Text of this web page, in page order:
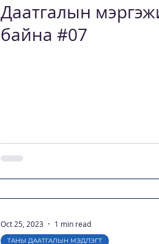
Даатгалын
байна #07
ТАНЫ ДААТГАЛЫН МЭДЛЭГТ
Oct 25, 2023 1 min read